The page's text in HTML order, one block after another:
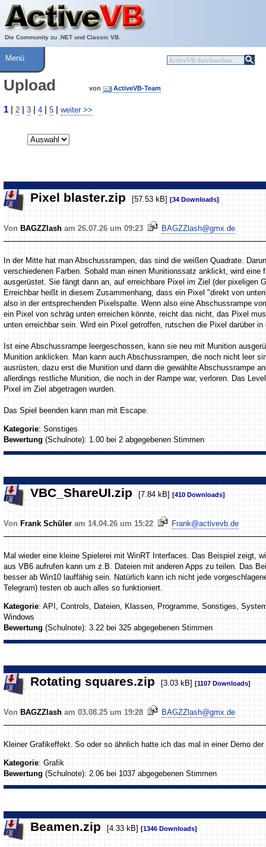
Die Community zu .NET und Classic VB.
Über ActiveVB
Hilfe
Menü
Upload von ActiveVB-Team
1 2 3 4 5 weiter >>
Pixel blaster.zip [57.53 kB] [34 Downloads]
Von BAGZZlash am 26.07.26 um 09:23 BAGZZlash@gmx.de
In der Mitte hat man Abschussrampen, das sind die weißen Quadrate.
verschiedenen Farben. Sobald man einen Munitionssatz anklickt, wird eine
ausgerüstet. Sie fängt dann an, auf erreichbare Pixel im Ziel (der pixeligen
Erreichbar heißt in diesem Zusammenhang, dass ein Pixel "direkt von
also in der entsprechenden Pixelspalte. Wenn also eine Abschussrampe
ein Pixel von schräg unten erreichen könnte, reicht das nicht, das Pixel
unten erreichbar sein. Wird ein Pixel getroffen, rutschen die Pixel darüber
Ist eine Abschussrampe leergeschossen, kann sie neu mit Munition
Munition anklicken. Man kann auch Abschussrampen, die noch nicht leer
ausrüsten, dazu erst die Munition und dann die gewählte Abschussrampe
allerdings restliche Munition, die noch in der Rampe war, verloren. Das
Pixel im Ziel abgetragen wurden.
Das Spiel beenden kann man mit Escape.
Kategorie: Sonstiges
Bewertung (Schulnote): 1.00 bei 2 abgegebenen Stimmen
VBC_ShareUI.zip [7.84 kB] [410 Downloads]
Von Frank Schüler am 14.04.26 um 15:22 Frank@activevb.de
Mal wieder eine kleine Spielerei mit WinRT Interfaces. Das Beispiel zeigt,
aus VB6 aufrufen kann um z.B. Dateien mit anderen Apps zu teilen. Das
besser ab Win10 lauffähig sein. Natürlich kann ich nicht jede
Telegram) testen ob auch alles so funktioniert.
Kategorie: API, Controls, Dateien, Klassen, Programme, Sonstiges,
Windows
Bewertung (Schulnote): 3.22 bei 325 abgegebenen Stimmen
Rotating squares.zip [3.03 kB] [1107 Downloads]
Von BAGZZlash am 03.08.25 um 19:28 BAGZZlash@gmx.de
Kleiner Grafikeffekt. So oder so ähnlich hatte ich das mal in einer Demo
Kategorie: Grafik
Bewertung (Schulnote): 2.06 bei 1037 abgegebenen Stimmen
Beamen.zip [4.33 kB] [1346 Downloads]